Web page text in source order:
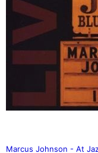
Marcus Johnson - At